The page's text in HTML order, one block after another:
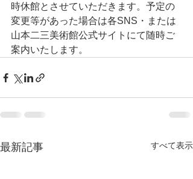
時休館とさせていただきます。予定の
変更等があった場合は各SNS・または
山本二三美術館公式サイトにて随時ご
案内いたします。
最新記事 すべて表示